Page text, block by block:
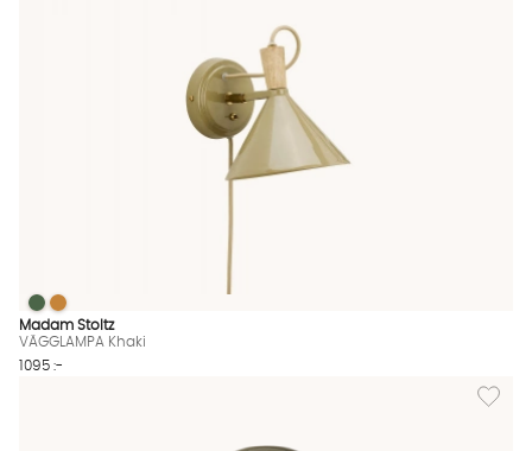
VÄGGLAMPA Khaki Finns även i dessa färger:
VÄGGLAMPA Khaki
VÄGGLAMPA Khaki
Madam Stoltz
VÄGGLAMPA Khaki
1095 :-
Lägg